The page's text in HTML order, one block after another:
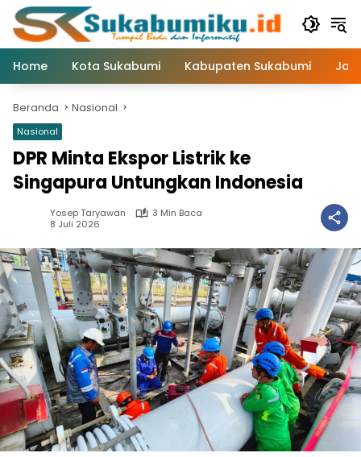
Langsung
konten
Home
Kota Sukabumi Kabupaten Sukabumi
Beranda Nasional
Nasional
DPR Minta Ekspor Listrik ke
Singapura Untungkan Indonesia
Yosep Taryawan
3 Min Baca
8 Juli 2026